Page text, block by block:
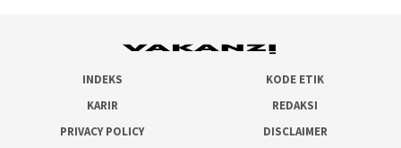
INDEKS
KODE ETIK
KARIR
REDAKSI
PRIVACY POLICY
DISCLAIMER